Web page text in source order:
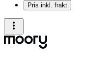
Pris inkl. frakt